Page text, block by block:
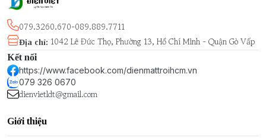
079.3260.670-089.889.7711
Địa chỉ: 1042 Lê Đức Thọ, Phường 13, Hồ Chí Minh - Quận Gò Vấp
Kết nối
https://www.facebook.com/dienmattroihcm.vn
079 326 0670
dienvietldt@gmail.com
Giới thiệu